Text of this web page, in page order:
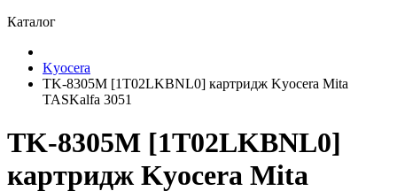
Каталог
Kyocera
TK-8305M [1T02LKBNL0] картридж Kyocera Mita
TASKalfa 3051
TK-8305M [1T02LKBNL0]
картридж Kyocera Mita